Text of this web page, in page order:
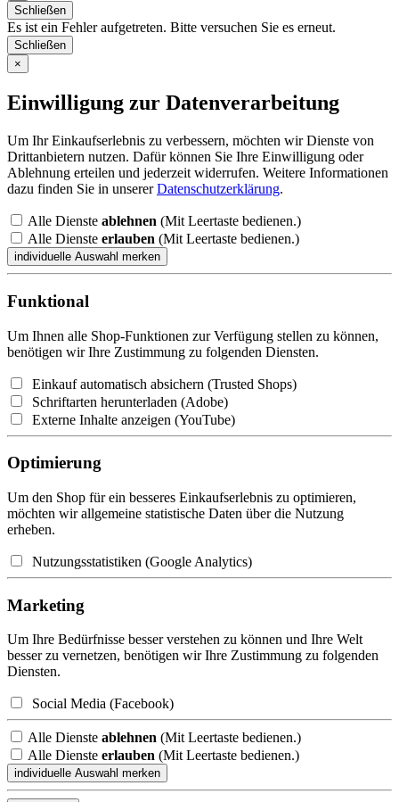
Schließen
Es ist ein Fehler aufgetreten. Bitte versuchen Sie es erneut.
Schließen
×
Einwilligung zur Datenverarbeitung
Um Ihr Einkaufserlebnis zu verbessern, möchten wir Dienste von
Drittanbietern nutzen. Dafür können Sie Ihre Einwilligung oder
Ablehnung erteilen und jederzeit widerrufen. Weitere Informationen
dazu finden Sie in unsererDatenschutzerklärung.
Alle Dienste ablehnen (Mit Leertaste bedienen.)
Alle Dienste erlauben (Mit Leertaste bedienen.)
Funktional
Um Ihnen alle Shop-Funktionen zur Verfügung stellen zu können,
benötigen wir Ihre Zustimmung zu folgenden Diensten.
Einkauf automatisch absichern (Trusted Shops)
Schriftarten herunterladen (Adobe)
Externe Inhalte anzeigen (YouTube)
Optimierung
Um den Shop für ein besseres Einkaufserlebnis zu optimieren,
möchten wir allgemeine statistische Daten über die Nutzung
erheben.
Nutzungsstatistiken (Google Analytics)
Marketing
Um Ihre Bedürfnisse besser verstehen zu können und Ihre Welt
besser zu vernetzen, benötigen wir Ihre Zustimmung zu folgenden
Diensten.
Social Media (Facebook)
Alle Dienste ablehnen (Mit Leertaste bedienen.)
Alle Dienste erlauben (Mit Leertaste bedienen.)